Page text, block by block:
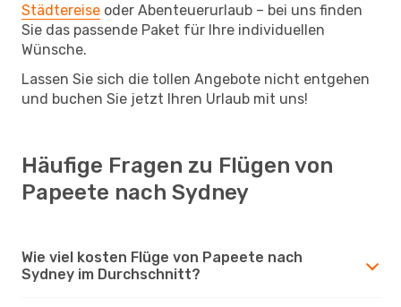
Städtereise oder Abenteuerurlaub – bei uns finden
Sie das passende Paket für Ihre individuellen
Wünsche.
Lassen Sie sich die tollen Angebote nicht entgehen
und buchen Sie jetzt Ihren Urlaub mit uns!
Häufige Fragen zu Flügen von
Papeete nach Sydney
Wie viel kosten Flüge von Papeete nach
Sydney im Durchschnitt?